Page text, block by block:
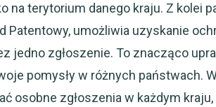
na terytorium danego kraju. Z kolei
Patentowy, umożliwia uzyskanie
jedno zgłoszenie. To znacząco
pomysły w różnych państwach.
osobne zgłoszenia w każdym